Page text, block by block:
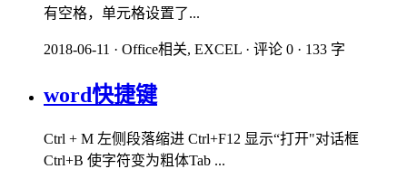
有空格，单元格设置了...
2018-06-11 · Office相关, EXCEL · 评论 0 · 133 字
word快捷键
Ctrl + M 左侧段落缩进 Ctrl+F12 显示“打开"对话框
Ctrl+B 使字符变为粗体Tab ...